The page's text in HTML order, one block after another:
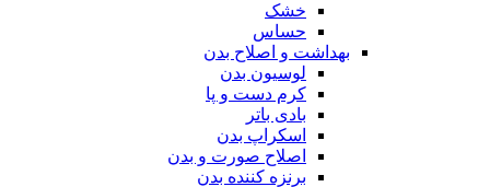
خشک
حساس
بهداشت و اصلاح بدن
لوسیون بدن
کرم دست و پا
بادی باتر
اسکراپ بدن
اصلاح صورت و بدن
برنزه کننده بدن